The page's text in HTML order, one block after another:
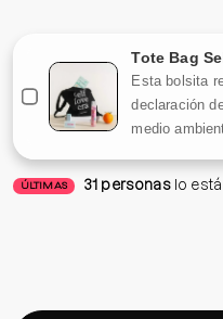
Tote Bag
Esta bolsita
declaración
medio
ÚLTIMAS 31 personas lo